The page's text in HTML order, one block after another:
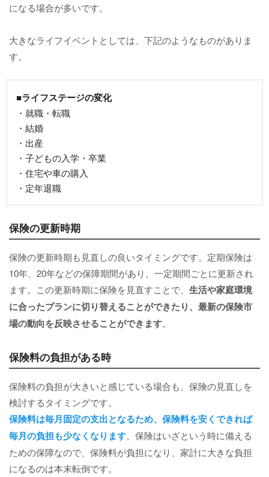
になる場合が多いです。
大きなライフイベントとしては、下記のようなものがありま
す。
■ライフステージの変化
・就職・転職
・結婚
・出産
・子どもの入学・卒業
・住宅や車の購入
・定年退職
保険の更新時期
保険の更新時期も見直しの良いタイミングです。定期保険は
10年、20年などの保障期間があり、一定期間ごとに更新され
ます。この更新時期に保険を見直すことで、 生活や家庭環境
に合ったプランに切り替えることができたり、最新の保険市
場の動向を反映させることができます。
保険料の負担がある時
保険料の負担が大きいと感じている場合も、保険の見直しを
検討するタイミングです。
保険料は毎月固定の支出となるため、保険料を安くできれば
毎月の負担も少なくなります。保険はいざという時に備える
ための保障なので、保険料が負担になり、家計に大きな負担
になるのは本末転倒です。